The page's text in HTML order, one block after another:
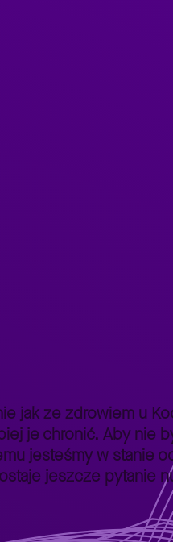
jak ze zdrowiem u
je chronić. Aby nie
jesteśmy w stanie
jeszcze pytanie